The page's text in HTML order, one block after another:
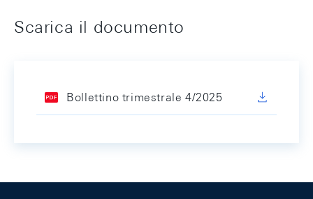
Scarica il documento
Bollettino trimestrale 4/2025